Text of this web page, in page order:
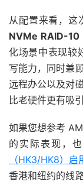
从配置来看，这
NVMe RAID-10
化场景中表现较
写能力，同时兼
远程办公以及对
比老硬件更有吸引
如果您想参考
的实际表现，
（HK3/HK8）
香港和纽约的线